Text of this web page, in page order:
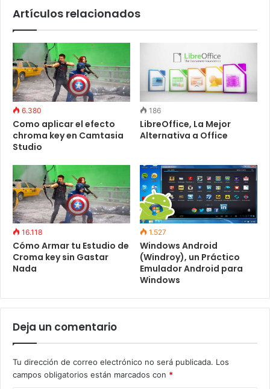
Artículos relacionados
6.380
Como aplicar el efecto
chroma key en Camtasia
Studio
186
LibreOffice, La Mejor
Alternativa a Office
16.118
Cómo Armar tu Estudio de
Croma key sin Gastar
Nada
1.527
Windows Android
(Windroy), un Práctico
Emulador Android para
Windows
Deja un comentario
Tu dirección de correo electrónico no será publicada. Los
campos obligatorios están marcados con *